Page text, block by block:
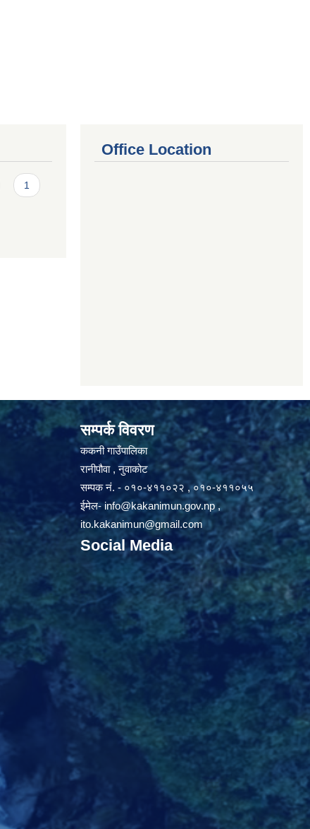
1
Office Location
सम्पर्क विवरण
ककनी गाउँपालिका
रानीपौवा , नुवाकोट
सम्पक नं. - ०१०-४११०२२ , ०१०-४११०५५
ईमेल-info@kakanimun.gov.np,
ito.kakanimun@gmail.com
Social Media